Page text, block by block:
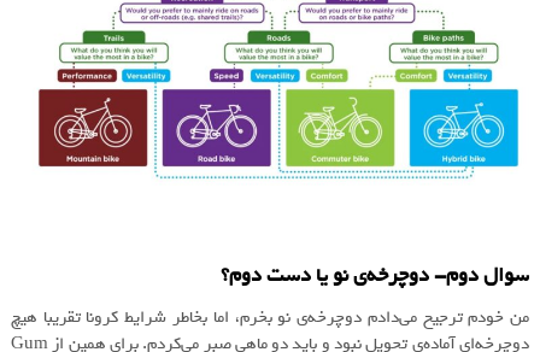
سوال دوم- دوچرخه‌ی نو یا دست دوم؟‌
من خودم ترجیح می‌دادم دوچرخه‌ی نو بخرم، اما بخاطر شرایط کرونا تقریبا هیچ
دوچرخه‌ای آماده‌ی تحویل نبود و باید دو ماهی صبر می‌کردم. برای همین از Gum